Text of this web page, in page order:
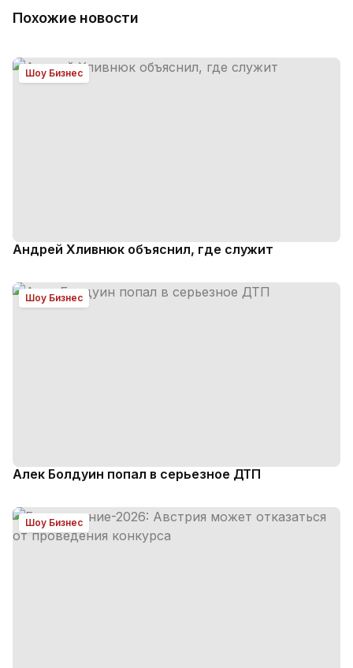
Похожие новости
Шоу Бизнес
Андрей Хливнюк объяснил, где служит
Шоу Бизнес
Алек Болдуин попал в серьезное ДТП
Шоу Бизнес